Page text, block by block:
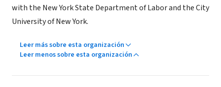
with the New York State Department of Labor and the City
University of New York.
Leer más sobre esta organización
Leer menos sobre esta organización